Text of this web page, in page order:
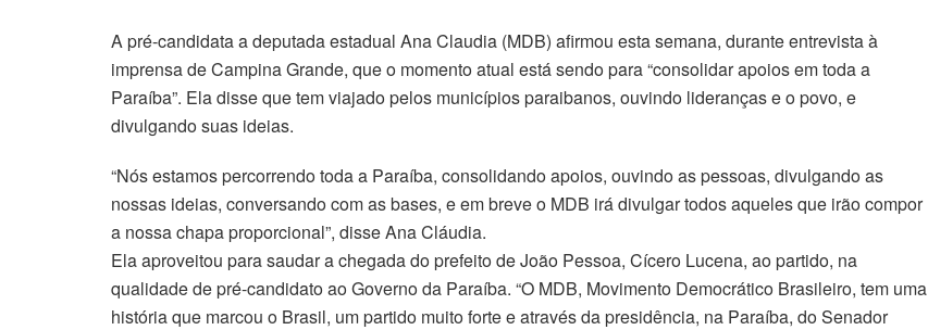
A pré-candidata a deputada estadual Ana Claudia (MDB) afirmou esta semana, durante entrevista à
imprensa de Campina Grande, que o momento atual está sendo para “consolidar apoios em toda a
Paraíba”. Ela disse que tem viajado pelos municípios paraibanos, ouvindo lideranças e o povo, e
divulgando suas ideias.
“Nós estamos percorrendo toda a Paraíba, consolidando apoios, ouvindo as pessoas, divulgando as
nossas ideias, conversando com as bases, e em breve o MDB irá divulgar todos aqueles que irão compor
a nossa chapa proporcional”, disse Ana Cláudia.
Ela aproveitou para saudar a chegada do prefeito de João Pessoa, Cícero Lucena, ao partido, na
qualidade de pré-candidato ao Governo da Paraíba. “O MDB, Movimento Democrático Brasileiro, tem uma
história que marcou o Brasil, um partido muito forte e através da presidência, na Paraíba, do Senador